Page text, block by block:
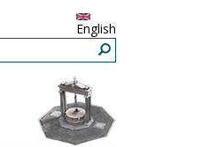
English